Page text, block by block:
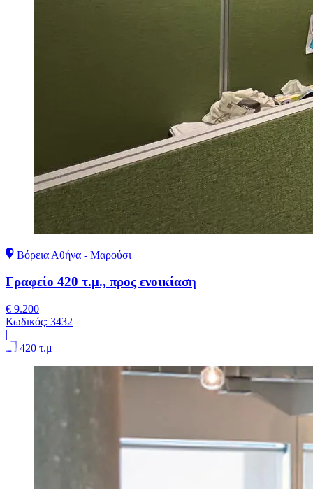
Βόρεια Αθήνα - Μαρούσι
Γραφείο 420 τ.μ., προς ενοικίαση
€ 9.200
Κωδικός: 3432
|
420 τ.μ